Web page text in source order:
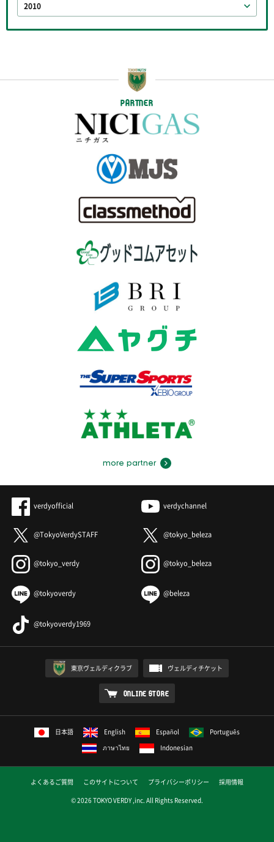
2010
PARTNER
more partner
verdyofficial verdychannel
@TokyoVerdySTAFF @tokyo_beleza
@tokyo_verdy @tokyo_beleza
@tokyoverdy @beleza
@tokyoverdy1969
東京ヴェルディクラブ ヴェルディチケット
ONLINE STORE
日本語 English Español
Português
ภาษาไทย
Indonesian
よくあるご質問 このサイトについて プライバシーポリシー
採用情報
© 2026 TOKYO VERDY ,inc. All Rights Reserved.